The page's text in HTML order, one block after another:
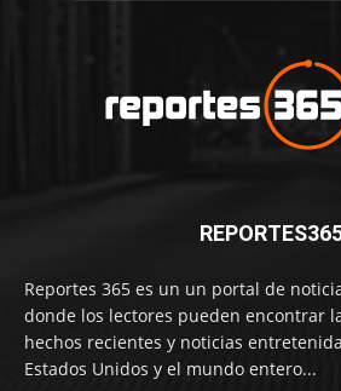
Reportes 365 es un un portal de
donde los lectores pueden encontrar
hechos recientes y noticias
Estados Unidos y el mundo entero...